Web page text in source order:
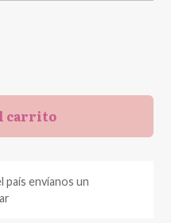
carrito
país envíanos un